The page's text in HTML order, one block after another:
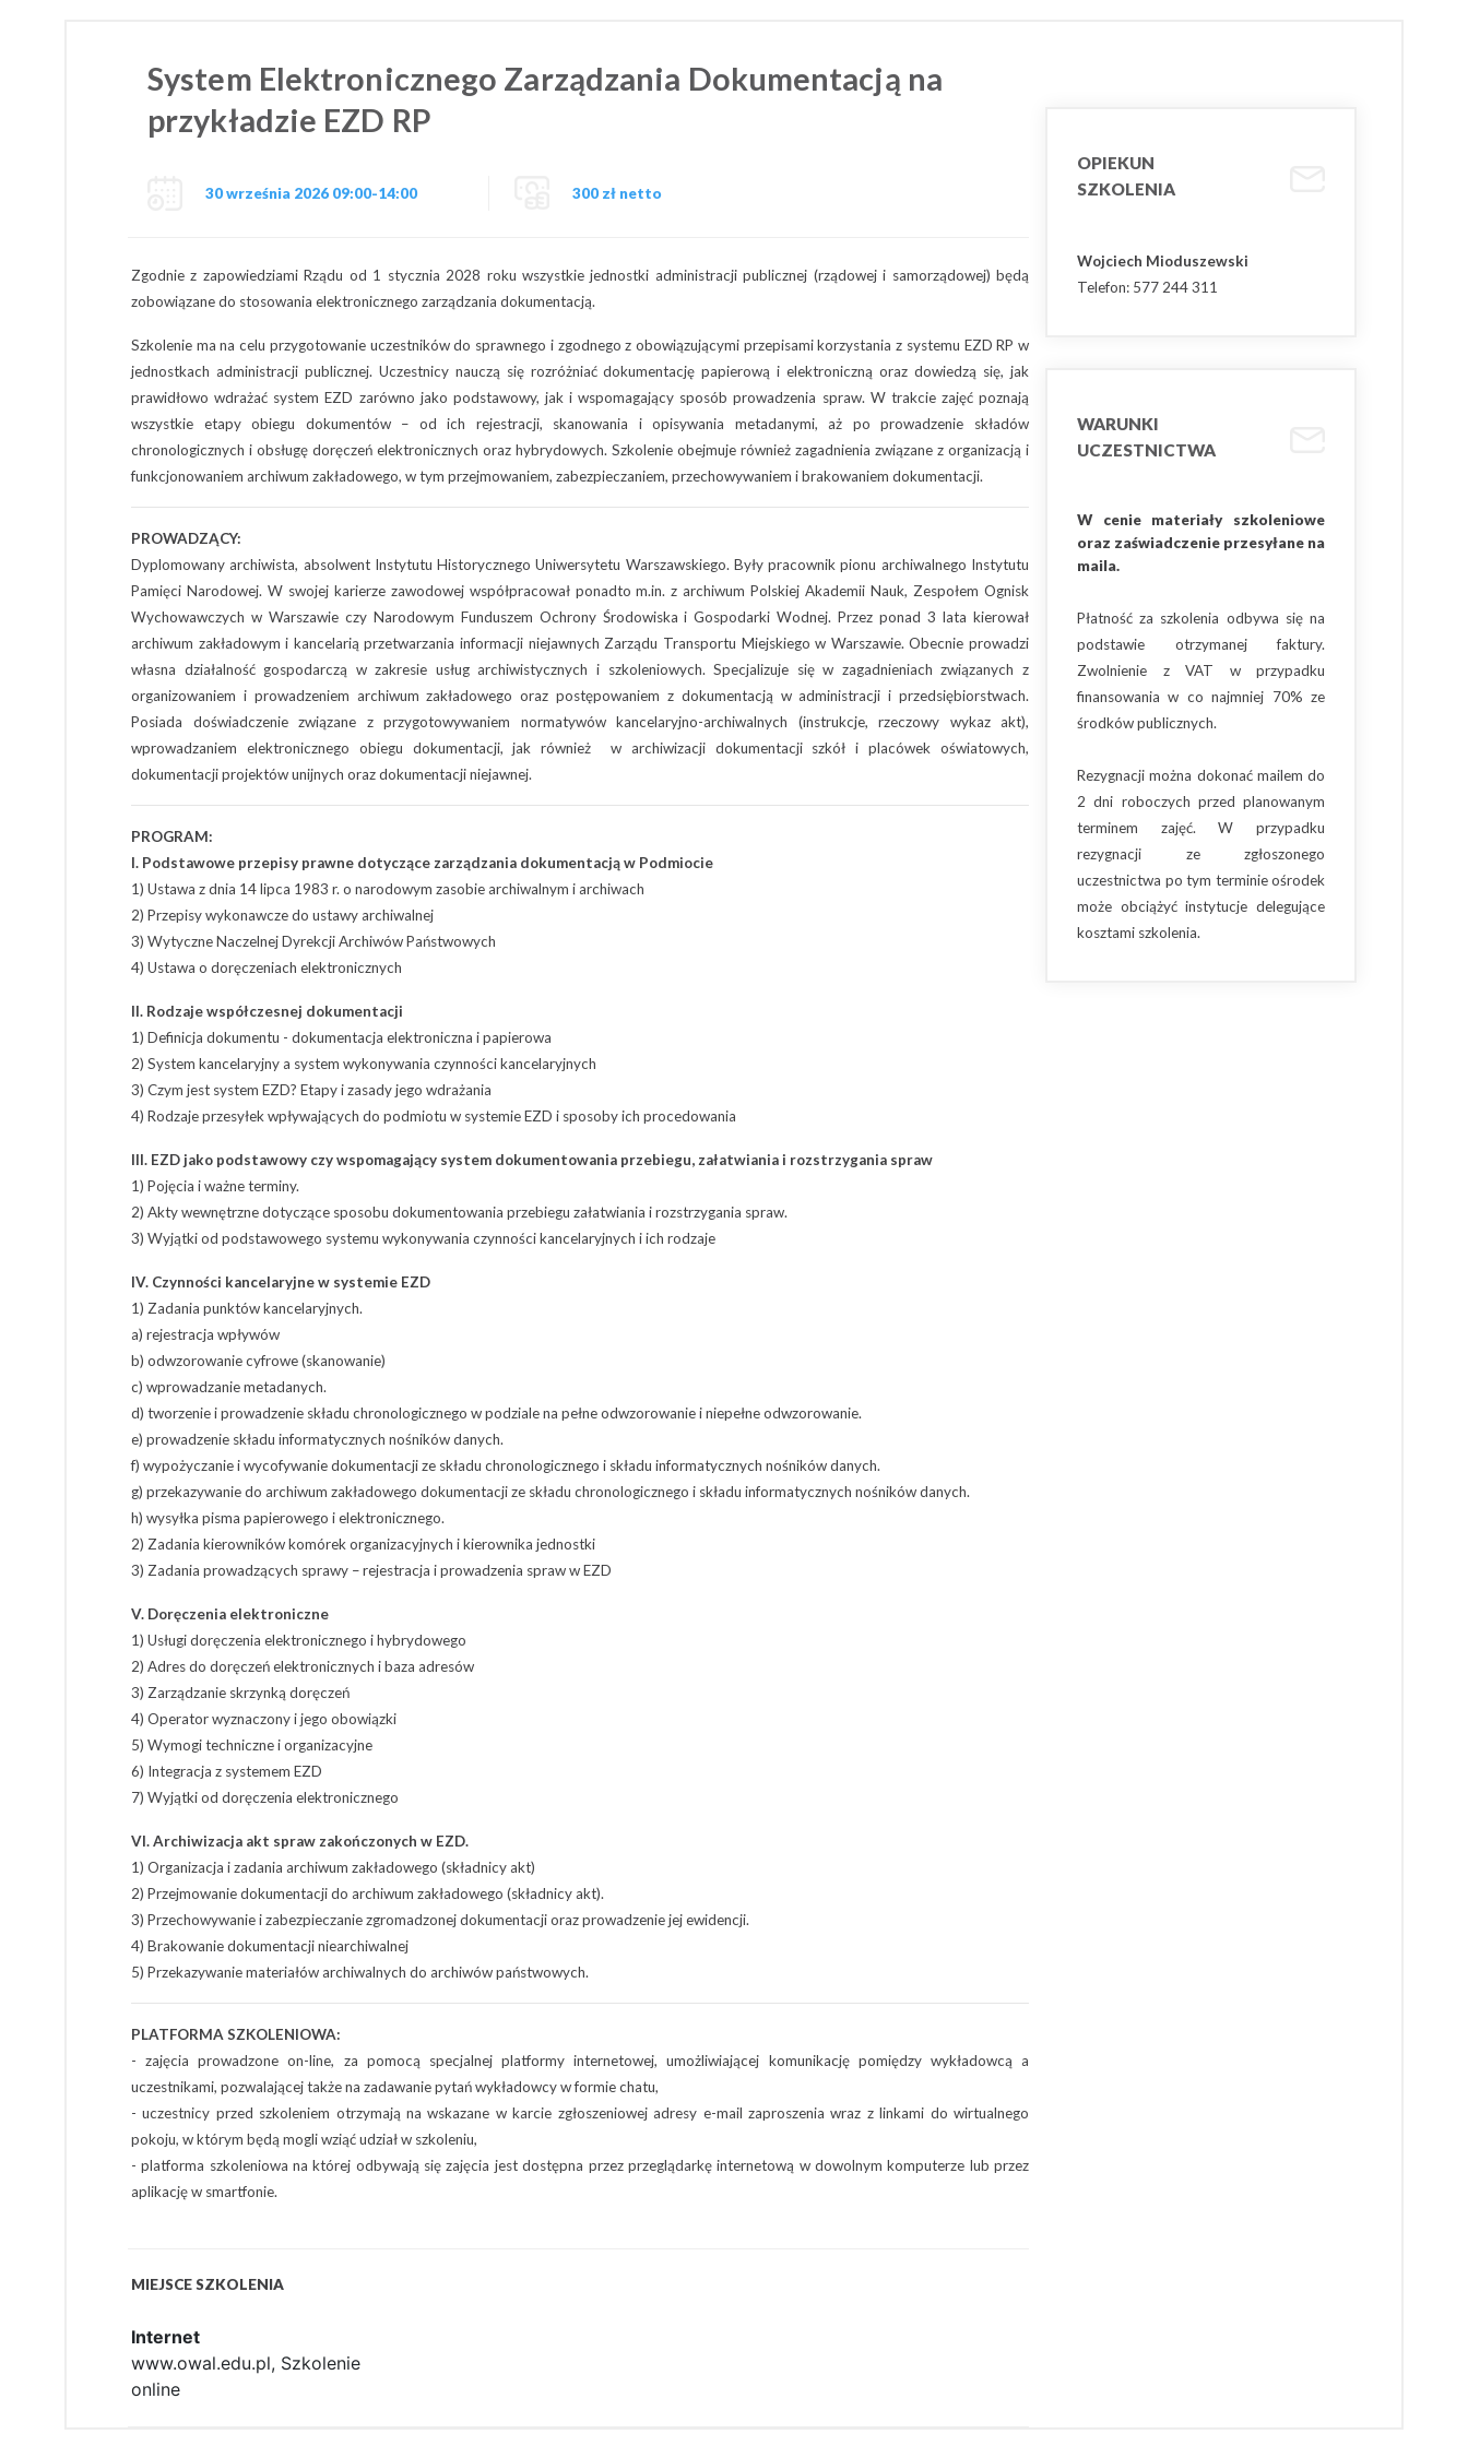
System Elektronicznego Zarządzania Dokumentacją na
przykładzie EZD RP
30 września 2026 09:00-14:00 300 zł netto
Zgodnie z zapowiedziami Rządu od 1 stycznia 2028 roku wszystkie jednostki administracji publicznej (rządowej i samorządowej) będą
zobowiązane do stosowania elektronicznego zarządzania dokumentacją.
Szkolenie ma na celu przygotowanie uczestników do sprawnego i zgodnego z obowiązującymi przepisami korzystania z systemu EZD RP w
jednostkach administracji publicznej. Uczestnicy nauczą się rozróżniać dokumentację papierową i elektroniczną oraz dowiedzą się, jak
prawidłowo wdrażać system EZD zarówno jako podstawowy, jak i wspomagający sposób prowadzenia spraw. W trakcie zajęć poznają
wszystkie etapy obiegu dokumentów – od ich rejestracji, skanowania i opisywania metadanymi, aż po prowadzenie składów
chronologicznych i obsługę doręczeń elektronicznych oraz hybrydowych. Szkolenie obejmuje również zagadnienia związane z organizacją i
funkcjonowaniem archiwum zakładowego, w tym przejmowaniem, zabezpieczaniem, przechowywaniem i brakowaniem dokumentacji.
PROWADZĄCY:
Dyplomowany archiwista, absolwent Instytutu Historycznego Uniwersytetu Warszawskiego. Były pracownik pionu archiwalnego Instytutu
Pamięci Narodowej. W swojej karierze zawodowej współpracował ponadto m.in. z archiwum Polskiej Akademii Nauk, Zespołem Ognisk
Wychowawczych w Warszawie czy Narodowym Funduszem Ochrony Środowiska i Gospodarki Wodnej. Przez ponad 3 lata kierował
archiwum zakładowym i kancelarią przetwarzania informacji niejawnych Zarządu Transportu Miejskiego w Warszawie. Obecnie prowadzi
własna działalność gospodarczą w zakresie usług archiwistycznych i szkoleniowych. Specjalizuje się w zagadnieniach związanych z
organizowaniem i prowadzeniem archiwum zakładowego oraz postępowaniem z dokumentacją w administracji i przedsiębiorstwach.
Posiada doświadczenie związane z przygotowywaniem normatywów kancelaryjno-archiwalnych (instrukcje, rzeczowy wykaz akt),
wprowadzaniem elektronicznego obiegu dokumentacji, jak również w archiwizacji dokumentacji szkół i placówek oświatowych,
dokumentacji projektów unijnych oraz dokumentacji niejawnej.
PROGRAM:
I. Podstawowe przepisy prawne dotyczące zarządzania dokumentacją w Podmiocie
1) Ustawa z dnia 14 lipca 1983 r. o narodowym zasobie archiwalnym i archiwach
2) Przepisy wykonawcze do ustawy archiwalnej
3) Wytyczne Naczelnej Dyrekcji Archiwów Państwowych
4) Ustawa o doręczeniach elektronicznych
II. Rodzaje współczesnej dokumentacji
1) Definicja dokumentu - dokumentacja elektroniczna i papierowa
2) System kancelaryjny a system wykonywania czynności kancelaryjnych
3) Czym jest system EZD? Etapy i zasady jego wdrażania
4) Rodzaje przesyłek wpływających do podmiotu w systemie EZD i sposoby ich procedowania
III. EZD jako podstawowy czy wspomagający system dokumentowania przebiegu, załatwiania i rozstrzygania spraw
1) Pojęcia i ważne terminy.
2) Akty wewnętrzne dotyczące sposobu dokumentowania przebiegu załatwiania i rozstrzygania spraw.
3) Wyjątki od podstawowego systemu wykonywania czynności kancelaryjnych i ich rodzaje
IV. Czynności kancelaryjne w systemie EZD
1) Zadania punktów kancelaryjnych.
a) rejestracja wpływów
b) odwzorowanie cyfrowe (skanowanie)
c) wprowadzanie metadanych.
d) tworzenie i prowadzenie składu chronologicznego w podziale na pełne odwzorowanie i niepełne odwzorowanie.
e) prowadzenie składu informatycznych nośników danych.
f) wypożyczanie i wycofywanie dokumentacji ze składu chronologicznego i składu informatycznych nośników danych.
g) przekazywanie do archiwum zakładowego dokumentacji ze składu chronologicznego i składu informatycznych nośników danych.
h) wysyłka pisma papierowego i elektronicznego.
2) Zadania kierowników komórek organizacyjnych i kierownika jednostki
3) Zadania prowadzących sprawy – rejestracja i prowadzenia spraw w EZD
V. Doręczenia elektroniczne
1) Usługi doręczenia elektronicznego i hybrydowego
2) Adres do doręczeń elektronicznych i baza adresów
3) Zarządzanie skrzynką doręczeń
4) Operator wyznaczony i jego obowiązki
5) Wymogi techniczne i organizacyjne
6) Integracja z systemem EZD
7) Wyjątki od doręczenia elektronicznego
VI. Archiwizacja akt spraw zakończonych w EZD.
1) Organizacja i zadania archiwum zakładowego (składnicy akt)
2) Przejmowanie dokumentacji do archiwum zakładowego (składnicy akt).
3) Przechowywanie i zabezpieczanie zgromadzonej dokumentacji oraz prowadzenie jej ewidencji.
4) Brakowanie dokumentacji niearchiwalnej
5) Przekazywanie materiałów archiwalnych do archiwów państwowych.
PLATFORMA SZKOLENIOWA:
- zajęcia prowadzone on-line, za pomocą specjalnej platformy internetowej, umożliwiającej komunikację pomiędzy wykładowcą a
uczestnikami, pozwalającej także na zadawanie pytań wykładowcy w formie chatu,
- uczestnicy przed szkoleniem otrzymają na wskazane w karcie zgłoszeniowej adresy e-mail zaproszenia wraz z linkami do wirtualnego
pokoju, w którym będą mogli wziąć udział w szkoleniu,
- platforma szkoleniowa na której odbywają się zajęcia jest dostępna przez przeglądarkę internetową w dowolnym komputerze lub przez
aplikację w smartfonie.
MIEJSCE SZKOLENIA
Internet
www.owal.edu.pl, Szkolenie
online
OPIEKUN
SZKOLENIA
Wojciech Mioduszewski
Telefon: 577 244 311
WARUNKI
UCZESTNICTWA
W cenie materiały szkoleniowe
oraz zaświadczenie przesyłane na
maila.
Płatność za szkolenia odbywa się na
podstawie otrzymanej faktury.
Zwolnienie z VAT w przypadku
finansowania w co najmniej 70% ze
środków publicznych.
Rezygnacji można dokonać mailem do
2 dni roboczych przed planowanym
terminem zajęć. W przypadku
rezygnacji ze zgłoszonego
uczestnictwa po tym terminie ośrodek
może obciążyć instytucje delegujące
kosztami szkolenia.